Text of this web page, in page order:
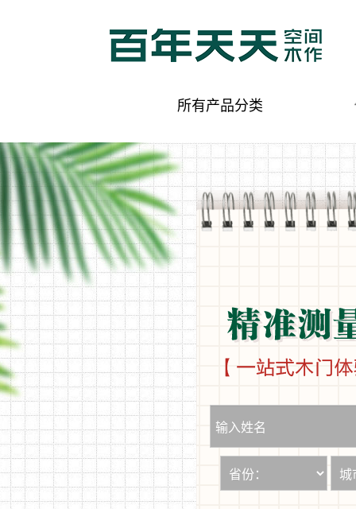
所有产品分类
木门 客厅系列
中式风格 简欧风格
现代风格 田园风格
美式风格
木门 卧室系列
中式风格
简欧风格
现代风格
田园风格
美式风格
木门 厨卫系列
中式风格 简欧风格
现代风格 田园风格
美式风格